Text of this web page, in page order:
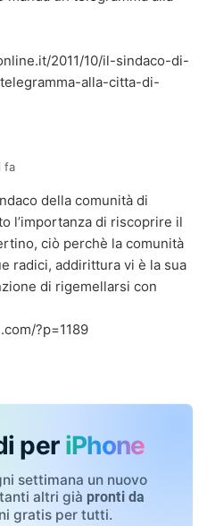
2011/10/il-sindaco-di-
alla-citta-di-
fa
della comunità di
l’importanza di riscoprire il
ciò perchè la comunità
radici, addirittura vi è la sua
di rigemellarsi con
?p=1189
per iPhone
settimana un nuovo
altri già pronti da
gratis per tutti.